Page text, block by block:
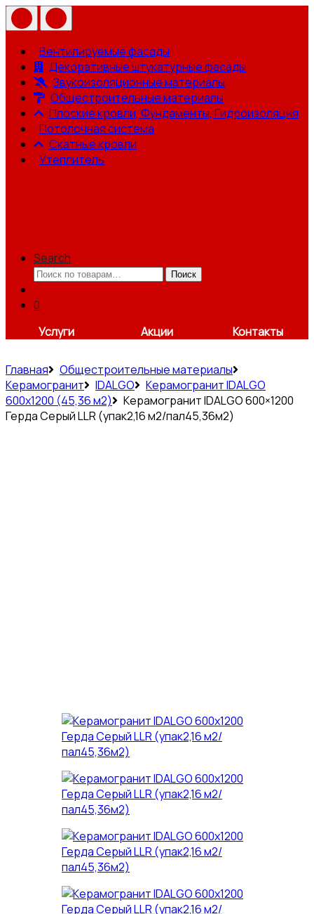
Вентилируемые фасады
Декоративные штукатурные фасады
Звукоизоляционные материалы
Общестроительные материалы
Плоские кровли, Фундаменты, Гидроизоляция
Потолочная система
Скатные кровли
Утеплитель
Search
Искать:
Поиск
0
Услуги
Акции Контакты
Главная
Общестроительные материалы
Керамогранит
IDALGO
Керамогранит IDALGO
600x1200 (45,36 м2)
Керамогранит IDALGO 600×1200
Герда Серый LLR (упак2,16 м2/пал45,36м2)